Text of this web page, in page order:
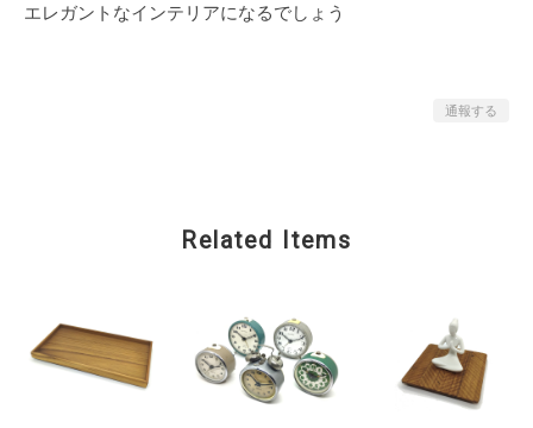
エレガントなインテリアになるでしょう
通報する
Related Items